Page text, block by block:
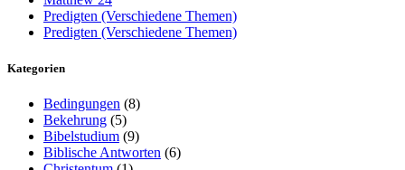
Predigten (Verschiedene Themen)
Predigten (Verschiedene Themen)
Kategorien
Bedingungen (8)
Bekehrung (5)
Bibelstudium (9)
Biblische Antworten (6)